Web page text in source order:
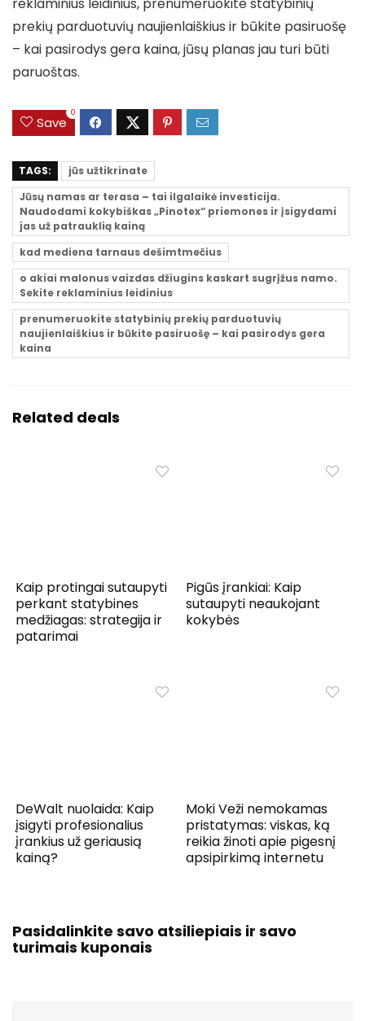
reklaminius leidinius, prenumeruokite statybinių
prekių parduotuvių naujienlaiškius ir būkite pasiruošę
– kai pasirodys gera kaina, jūsų planas jau turi būti
paruoštas.
Save
0
TAGS:
jūs užtikrinate
Jūsų namas ar terasa – tai ilgalaikė investicija.
Naudodami kokybiškas „Pinotex“ priemones ir įsigydami
jas už patrauklią kainą
kad mediena tarnaus dešimtmečius
o akiai malonus vaizdas džiugins kaskart sugrįžus namo.
Sekite reklaminius leidinius
prenumeruokite statybinių prekių parduotuvių
naujienlaiškius ir būkite pasiruošę – kai pasirodys gera
kaina
Related deals
Kaip protingai sutaupyti
perkant statybines
medžiagas: strategija ir
patarimai
Pigūs įrankiai: Kaip
sutaupyti neaukojant
kokybės
DeWalt nuolaida: Kaip
įsigyti profesionalius
įrankius už geriausią
kainą?
Moki Veži nemokamas
pristatymas: viskas, ką
reikia žinoti apie pigesnį
apsipirkimą internetu
Pasidalinkite savo atsiliepiais ir savo
turimais kuponais